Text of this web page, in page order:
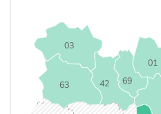
01
03
42
63
69